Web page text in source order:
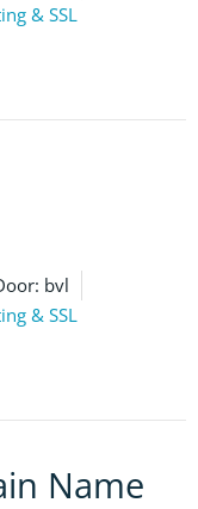
& SSL
bvl
& SSL
Name